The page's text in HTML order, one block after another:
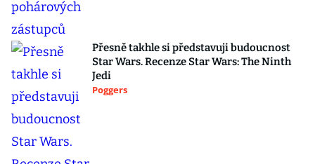
Přesně takhle si představuji budoucnost
Star Wars. Recenze Star Wars: The Ninth
Jedi
Poggers